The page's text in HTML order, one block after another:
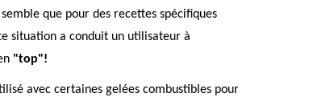
que pour des recettes spécifiques
situation a conduit un utilisateur à
"top"!
avec certaines gelées combustibles pour